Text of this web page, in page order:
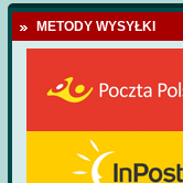
METODY WYSYŁKI